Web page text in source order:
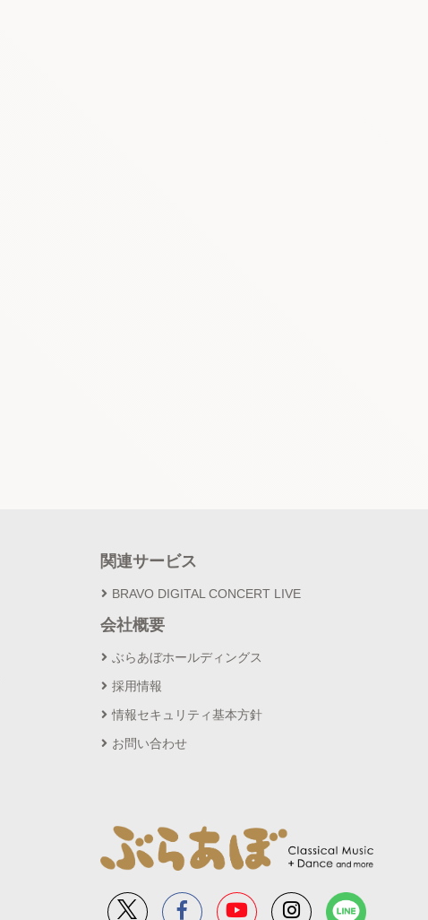
関連サービス
BRAVO DIGITAL CONCERT LIVE
会社概要
ぶらあぼホールディングス
採用情報
情報セキュリティ基本方針
お問い合わせ